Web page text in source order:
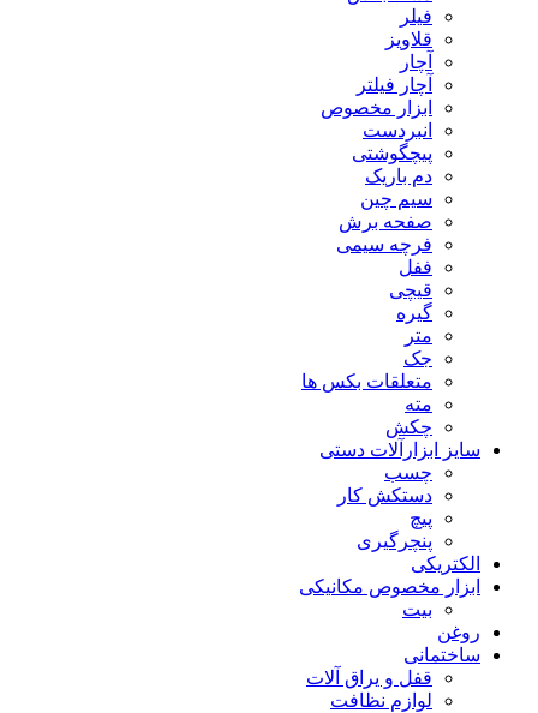
فیلر
قلاویز
آچار
آچار فیلتر
ابزار مخصوص
انبردست
پیچگوشتی
دم باریک
سیم چین
صفحه برش
فرچه سیمی
ففل
قیچی
گیره
متر
جک
متعلقات بکس ها
مته
چکش
سایز ابزارآلات دستی
چسب
دستکش کار
پیچ
پنچرگیری
الکتریکی
ابزار مخصوص مکانیکی
بیت
روغن
ساختمانی
قفل و یراق آلات
لوازم نظافت